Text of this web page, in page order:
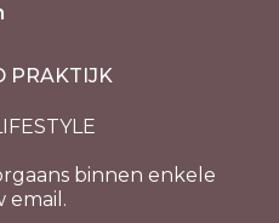
PRAKTIJK
binnen enkele
email.